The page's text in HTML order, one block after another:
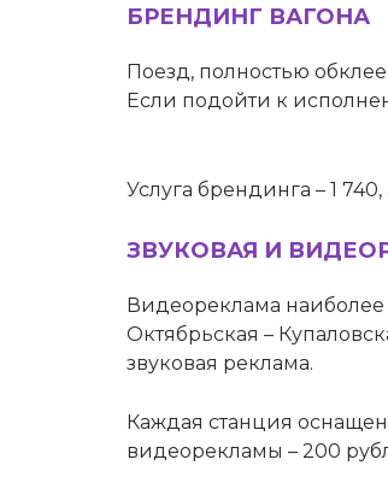
БРЕНДИНГ ВАГОНА
Поезд, полностью
Если подойти к
Услуга брендинга – 1
ЗВУКОВАЯ И
Видеореклама
Октябрьская –
звуковая реклама.
Каждая станция
видеорекламы – 200